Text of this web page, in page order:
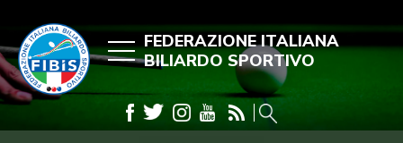
FEDERAZIONE ITALIANA
BILIARDO SPORTIVO